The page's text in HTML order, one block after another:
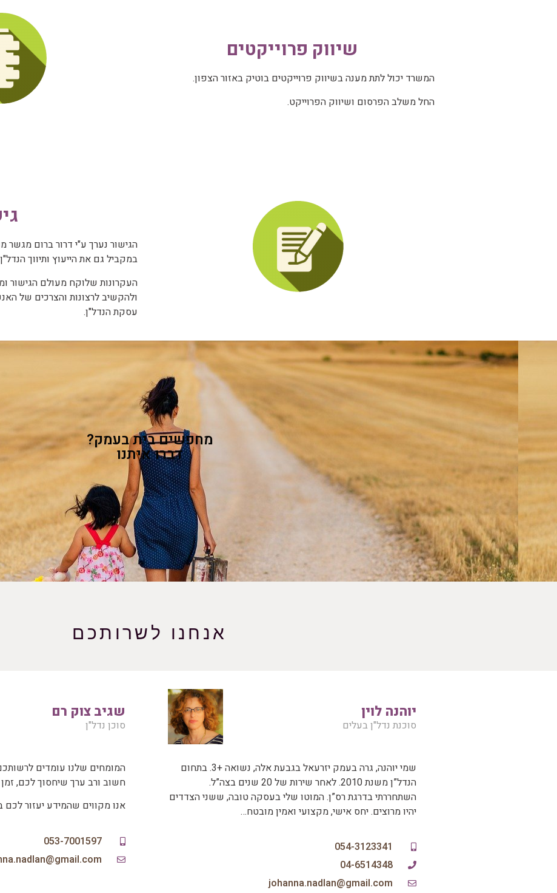
שיווק פרוייקטים
המשרד יכול לתת מענה בשיווק פרוייקטים בוטיק באזור הצפון.
החל משלב הפרסום ושיווק הפרוייקט.
הגישור נערך ע"י דרור ברום
במקביל גם את הייעוץ ותיווך
העקרונות שלוקח מעולם הגישור
ולהקשיב לרצונות והצרכים של
עסקת הנדל"ן.
מחפשים בית בעמק?
דברו איתנו
אנחנו לשרותכם
יוהנה לוין
סוכנת נדל"ן בעלים
שמי יוהנה, גרה בעמק יזרעאל בגבעת אלה, נשואה +3. בתחום
הנדל”ן משנת 2010. לאחר שירות של 20 שנים בצה”ל.
השתחררתי בדרגת רס”ן. המוטו שלי בעסקה טובה, ששני הצדדים
יהיו מרוצים. יחס אישי, מקצועי ואמין מובטח…
054-3123341
04-6514348
johanna.nadlan@gmail.com‏
שגיב צוק רם
סוכן נדל"ן
המומחים שלנו עומדים
חשוב ורב ערך שיחסוך לכם,
אנו מקווים שהמידע יעזור
053-7001597